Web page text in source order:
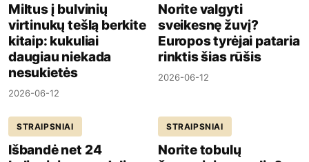
Miltus į bulvinių
virtinukų tešlą berkite
kitaip: kukuliai
daugiau niekada
nesukietės
2026-06-12
Norite valgyti
sveikesnę žuvį?
Europos tyrėjai pataria
rinktis šias rūšis
2026-06-12
STRAIPSNIAI
Išbandė net 24
STRAIPSNIAI
Norite tobulų